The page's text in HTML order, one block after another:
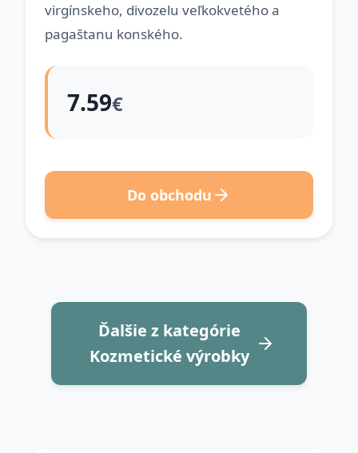
virgínskeho, divozelu veľkokvetého a
pagaštanu konského.
7.59€
Do obchodu
Ďalšie z kategórie
Kozmetické výrobky